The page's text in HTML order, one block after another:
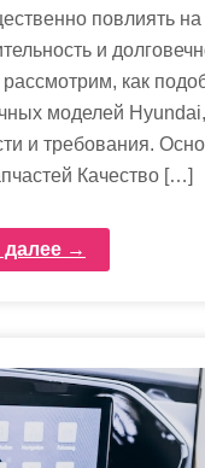
повлиять на
и
как
моделей
и требования.
Качество […]
далее →